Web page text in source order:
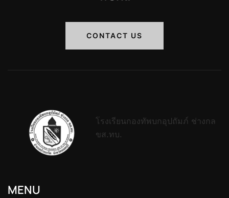
CONTACT US
โรงเรียนกองทัพบกอุปถัมภ์ ช่างกล
ขส.ทบ.
MENU